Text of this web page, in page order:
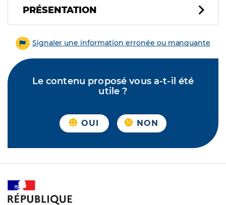
PRÉSENTATION
Signaler une information erronée ou manquante
Le contenu proposé vous a-t-il été
utile ?
OUI NON